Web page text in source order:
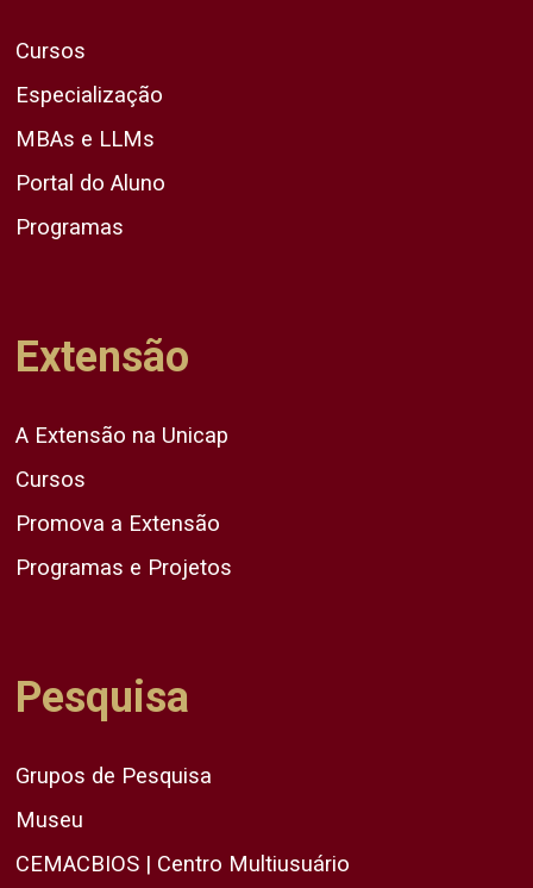
Cursos
Especialização
MBAs e LLMs
Portal do Aluno
Programas
Extensão
A Extensão na Unicap
Cursos
Promova a Extensão
Programas e Projetos
Pesquisa
Grupos de Pesquisa
Museu
CEMACBIOS | Centro Multiusuário